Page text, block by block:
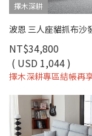
擇木深耕
NT$34,800
( USD 1,044 )
擇木深耕專區結帳再